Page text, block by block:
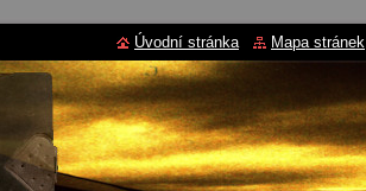
Úvodní stránka Mapa stránek